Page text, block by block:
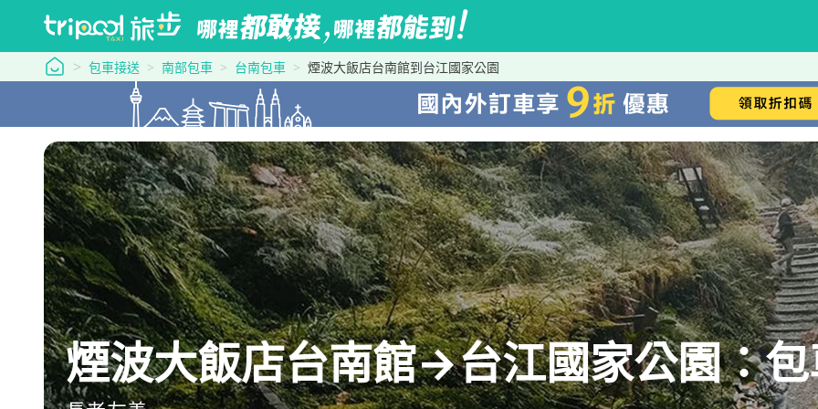
tripool 旅步
包車接送 南部包車 台南包車 煙波大飯店台南館到台江國家公園
煙波大飯店台南館→台江國家公園：